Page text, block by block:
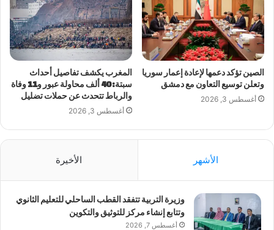
الصين تؤكد دعمها لإعادة إعمار سوريا
وتعلن توسيع التعاون مع دمشق
أغسطس 3, 2026
المغرب يكشف تفاصيل أحداث
سبتة: 40 ألف محاولة عبور و11 وفاة
والرباط تتحدث عن حملات تضليل
أغسطس 3, 2026
الأشهر الأخيرة
وزيرة التربية تتفقد القطب الساحلي للتعليم الثانوي
وتتابع إنشاء مركز للتوثيق والتكوين
أغسطس 7, 2026